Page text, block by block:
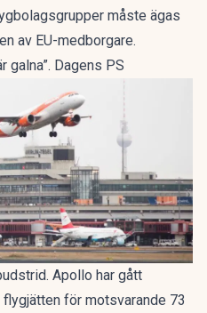
måste ägas
av EU-medborgare.
galna”. Dagens PS
Apollo har gått
för motsvarande 73